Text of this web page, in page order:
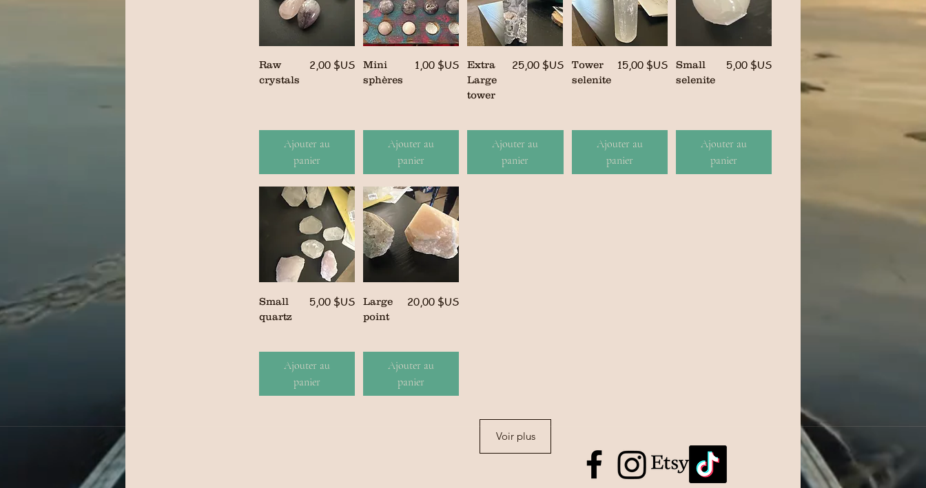
Raw
crystals
Prix
2,00 $US
Ajouter au
panier
Mini
sphères
Prix
1,00 $US
Ajouter au
panier
Extra
Large
tower
Prix
25,00 $US
Ajouter au
panier
Tower
selenite
Prix
15,00 $US
Ajouter au
panier
Small
selenite
Prix
5,00 $US
Ajouter au
panier
Small
quartz
Prix
5,00 $US
Ajouter au
panier
Large
point
Prix
20,00 $US
Ajouter au
panier
Voir plus